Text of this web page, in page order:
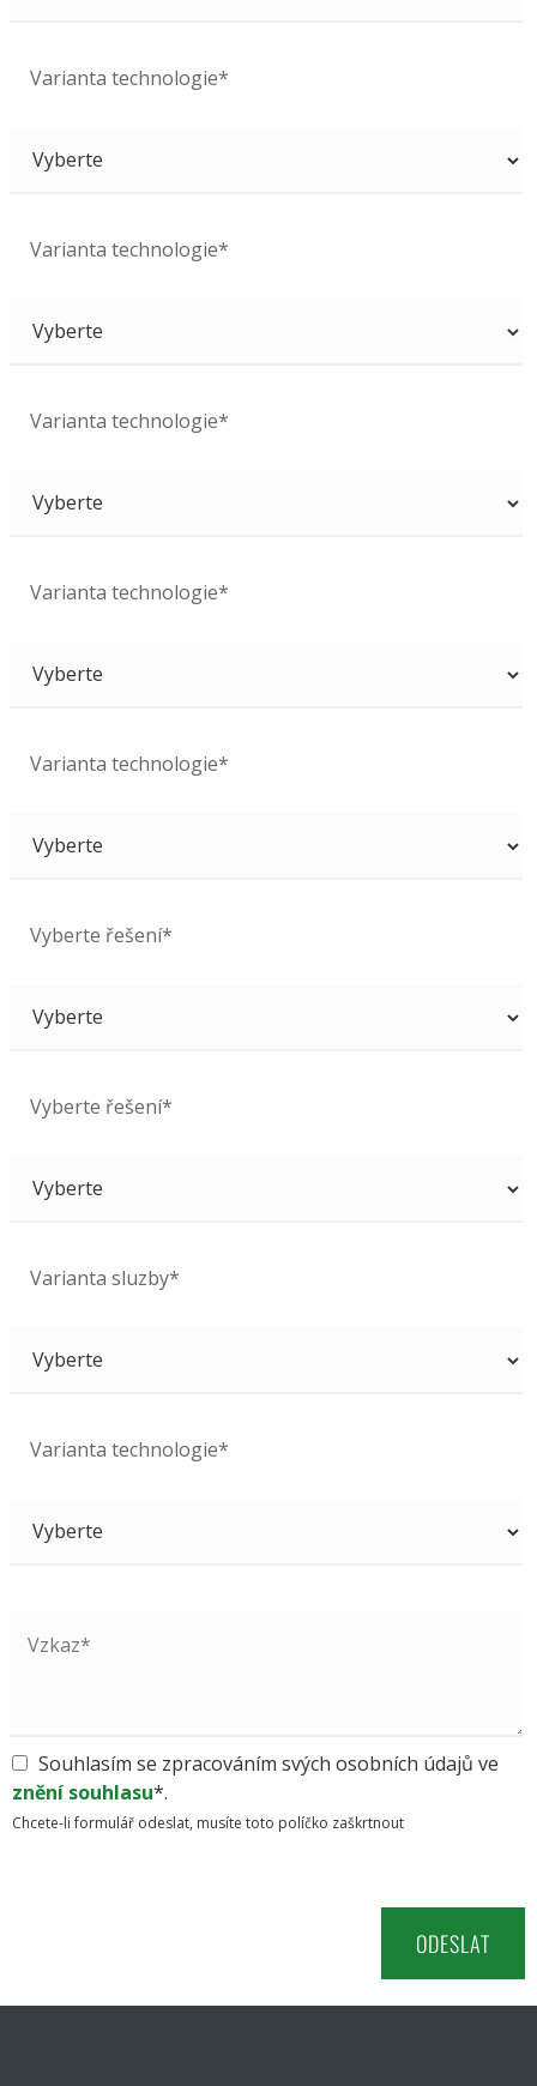
Varianta technologie*
Varianta technologie*
Varianta technologie*
Varianta technologie*
Varianta technologie*
Vyberte řešení*
Vyberte řešení*
Varianta sluzby*
Varianta technologie*
Souhlasím se zpracováním svých osobních údajů ve
znění souhlasu*.
Chcete-li formulář odeslat, musíte toto políčko zaškrtnout